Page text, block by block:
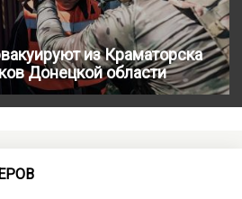
из Краматорска
Донецкой области